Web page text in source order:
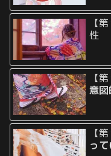
【
性
【
意
【
っ